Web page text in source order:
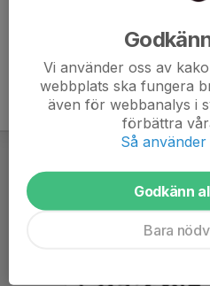
Vi använder oss av
webbplats ska fungera
även för webbanalys i
förbättra
Så
Godkänn
Bara